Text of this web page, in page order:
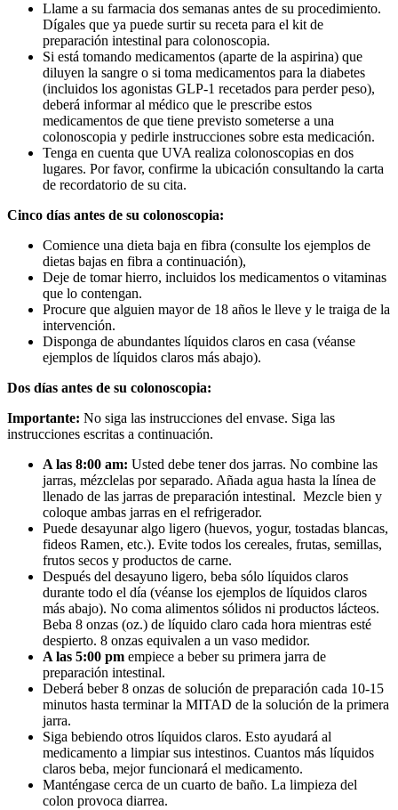
Llame a su farmacia dos semanas antes de su procedimiento.
Dígales que ya puede surtir su receta para el kit de
preparación intestinal para colonoscopia.
Si está tomando medicamentos (aparte de la aspirina) que
diluyen la sangre o si toma medicamentos para la diabetes
(incluidos los agonistas GLP-1 recetados para perder peso),
deberá informar al médico que le prescribe estos
medicamentos de que tiene previsto someterse a una
colonoscopia y pedirle instrucciones sobre esta medicación.
Tenga en cuenta que UVA realiza colonoscopias en dos
lugares. Por favor, confirme la ubicación consultando la carta
de recordatorio de su cita.
Cinco días antes de su colonoscopia:
Comience una dieta baja en fibra (consulte los ejemplos de
dietas bajas en fibra a continuación),
Deje de tomar hierro, incluidos los medicamentos o vitaminas
que lo contengan.
Procure que alguien mayor de 18 años le lleve y le traiga de la
intervención.
Disponga de abundantes líquidos claros en casa (véanse
ejemplos de líquidos claros más abajo).
Dos días antes de su colonoscopia:
Importante: No siga las instrucciones del envase. Siga las
instrucciones escritas a continuación.
A las 8:00 am: Usted debe tener dos jarras. No combine las
jarras, mézclelas por separado. Añada agua hasta la línea de
llenado de las jarras de preparación intestinal. Mezcle bien y
coloque ambas jarras en el refrigerador.
Puede desayunar algo ligero (huevos, yogur, tostadas blancas,
fideos Ramen, etc.). Evite todos los cereales, frutas, semillas,
frutos secos y productos de carne.
Después del desayuno ligero, beba sólo líquidos claros
durante todo el día (véanse los ejemplos de líquidos claros
más abajo). No coma alimentos sólidos ni productos lácteos.
Beba 8 onzas (oz.) de líquido claro cada hora mientras esté
despierto. 8 onzas equivalen a un vaso medidor.
A las 5:00 pm empiece a beber su primera jarra de
preparación intestinal.
Deberá beber 8 onzas de solución de preparación cada 10-15
minutos hasta terminar la MITAD de la solución de la primera
jarra.
Siga bebiendo otros líquidos claros. Esto ayudará al
medicamento a limpiar sus intestinos. Cuantos más líquidos
claros beba, mejor funcionará el medicamento.
Manténgase cerca de un cuarto de baño. La limpieza del
colon provoca diarrea.